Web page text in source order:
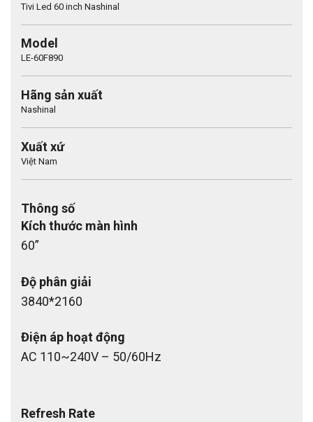
Tivi Led 60 inch Nashinal
Model
LE-60F890
Hãng sản xuất
Nashinal
Xuất xứ
Việt Nam
Thông số
Kích thước màn hình
60”
Độ phân giải
3840*2160
Điện áp hoạt động
AC 110~240V – 50/60Hz
Refresh Rate